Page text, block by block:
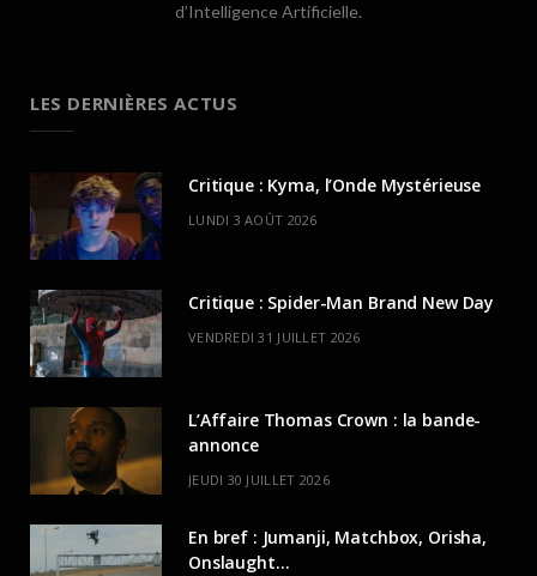
d’Intelligence Artificielle.
LES DERNIÈRES ACTUS
Critique : Kyma, l’Onde Mystérieuse
LUNDI 3 AOÛT 2026
Critique : Spider-Man Brand New Day
VENDREDI 31 JUILLET 2026
L’Affaire Thomas Crown : la bande-
annonce
JEUDI 30 JUILLET 2026
En bref : Jumanji, Matchbox, Orisha,
Onslaught…